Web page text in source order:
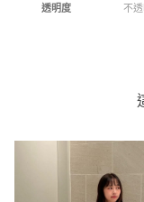
透明度 不
0cm